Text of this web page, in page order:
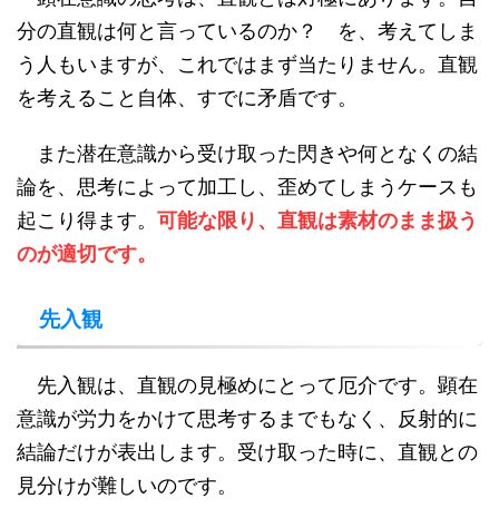
分の直観は何と言っているのか？ を、考えてしま
う人もいますが、これではまず当たりません。直観
を考えること自体、すでに矛盾です。
また潜在意識から受け取った閃きや何となくの結
論を、思考によって加工し、歪めてしまうケースも
起こり得ます。 可能な限り、直観は素材のまま扱う
のが適切です。
先入観
先入観は、直観の見極めにとって厄介です。顕在
意識が労力をかけて思考するまでもなく、反射的に
結論だけが表出します。受け取った時に、直観との
見分けが難しいのです。